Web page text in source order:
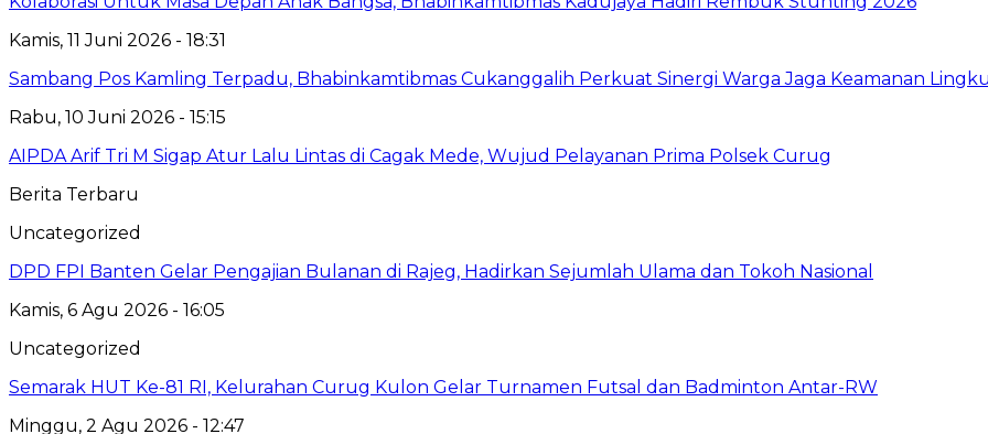
Kamis, 11 Juni 2026 - 18:31
Sambang Pos Kamling Terpadu, Bhabinkamtibmas Cukanggalih Perkuat Sinergi Warga Jaga Keamanan
Rabu, 10 Juni 2026 - 15:15
AIPDA Arif Tri M Sigap Atur Lalu Lintas di Cagak Mede, Wujud Pelayanan Prima Polsek Curug
Berita Terbaru
Uncategorized
DPD FPI Banten Gelar Pengajian Bulanan di Rajeg, Hadirkan Sejumlah Ulama dan Tokoh Nasional
Kamis, 6 Agu 2026 - 16:05
Uncategorized
Semarak HUT Ke-81 RI, Kelurahan Curug Kulon Gelar Turnamen Futsal dan Badminton Antar-RW
Minggu, 2 Agu 2026 - 12:47